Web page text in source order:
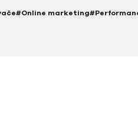
#Online marketing